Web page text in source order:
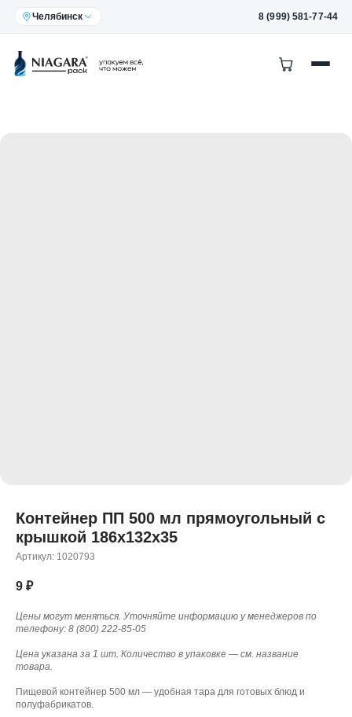
Челябинск 8 (999) 581-77-44
Контейнер ПП 500 мл прямоугольный с
крышкой 186x132x35
Артикул: 1020793
9 ₽
Цены могут меняться. Уточняйте информацию у менеджеров по
телефону: 8 (800) 222-85-05
Цена указана за 1 шт. Количество в упаковке — см. название
товара.
Пищевой контейнер 500 мл — удобная тара для готовых блюд и
полуфабрикатов.